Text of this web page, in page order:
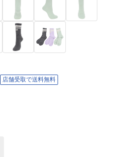
店舗受取で送料無料